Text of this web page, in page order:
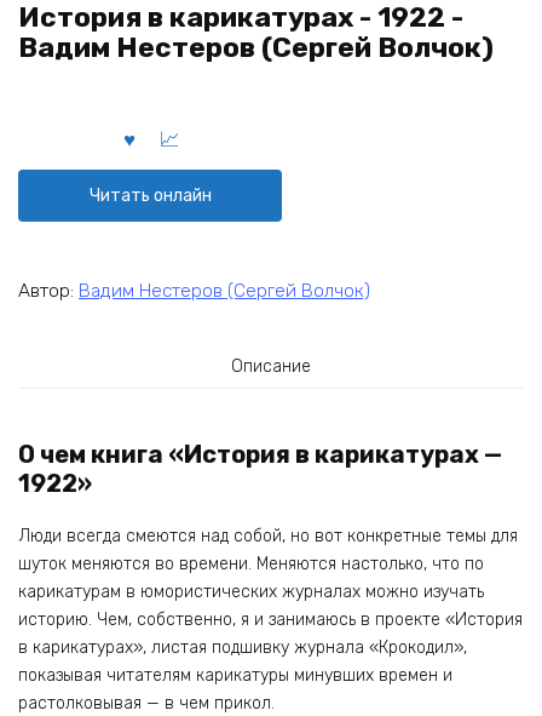
История в карикатурах - 1922 -
Вадим Нестеров (Сергей Волчок)
Читать онлайн
Автор: Вадим Нестеров (Сергей Волчок)
Описание
О чем книга «История в карикатурах —
1922»
Люди всегда смеются над собой, но вот конкретные темы для
шуток меняются во времени. Меняются настолько, что по
карикатурам в юмористических журналах можно изучать
историю. Чем, собственно, я и занимаюсь в проекте «История
в карикатурах», листая подшивку журнала «Крокодил»,
показывая читателям карикатуры минувших времен и
растолковывая — в чем прикол.